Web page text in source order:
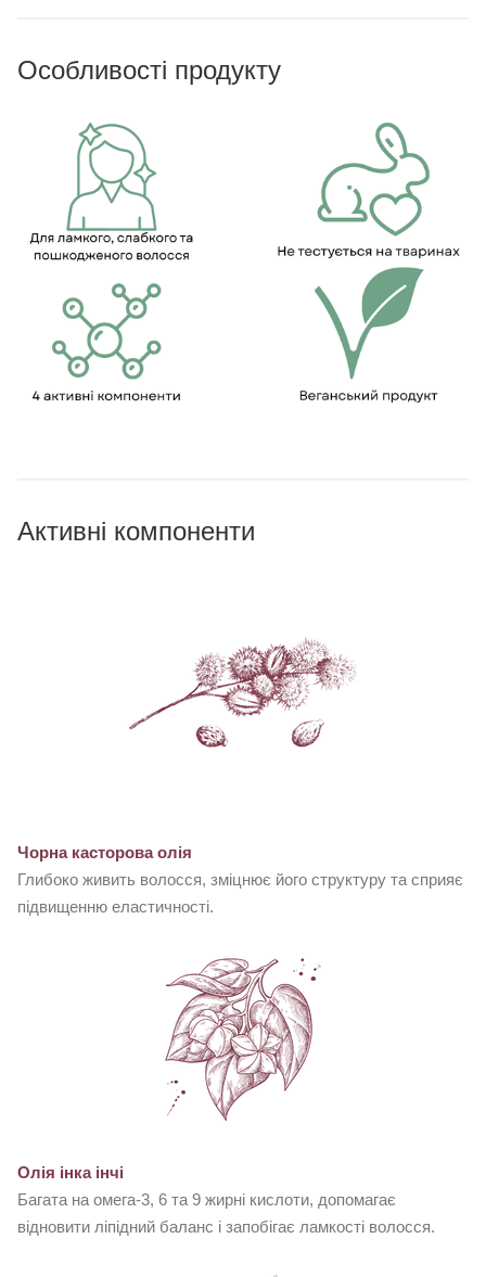
Особливості продукту
Активні компоненти
Чорна касторова олія
Глибоко живить волосся, зміцнює його структуру та сприяє
підвищенню еластичності.
Олія інка інчі
Багата на омега-3, 6 та 9 жирні кислоти, допомагає
відновити ліпідний баланс і запобігає ламкості волосся.